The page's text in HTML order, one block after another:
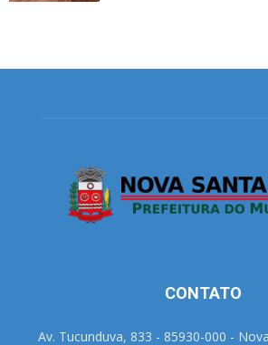
CONTATO
Av. Tucunduva, 833 - 85930-000 -